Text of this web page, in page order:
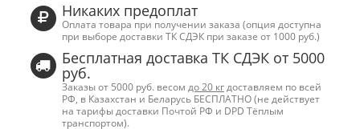
Никаких предоплат
Оплата товара при получении заказа (опция доступна
при выборе доставки ТК СДЭК при заказе от 1000 руб.)
Бесплатная доставка ТК СДЭК от 5000
руб.
Заказы от 5000 руб. весом до 20 кг доставляем по всей
РФ, в Казахстан и Беларусь БЕСПЛАТНО (не действует
на тарифы доставки Почтой РФ и DPD Тёплым
транспортом).